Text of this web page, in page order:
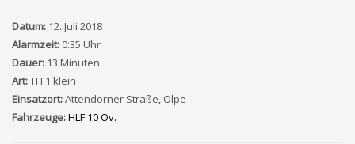
Datum: 12. Juli 2018
Alarmzeit: 0:35 Uhr
Dauer: 13 Minuten
Art:TH 1 klein
Einsatzort:Attendorner Straße, Olpe
Fahrzeuge:HLF 10 Ov.